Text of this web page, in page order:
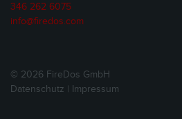
346 262 6075
info@firedos.com
© 2026 FireDos GmbH
Datenschutz | Impressum